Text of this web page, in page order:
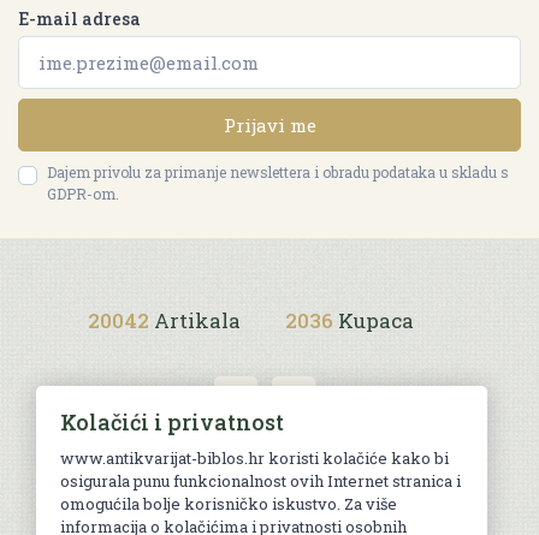
E-mail adresa
Prijavi me
Dajem privolu za primanje newslettera i obradu podataka u skladu s
GDPR-om.
20042 Artikala 2036 Kupaca
Uvjeti kupnje
Kolačići i privatnost
www.antikvarijat-biblos.hr koristi kolačiće kako bi
osigurala punu funkcionalnost ovih Internet stranica i
omogućila bolje korisničko iskustvo. Za više
informacija o kolačićima i privatnosti osobnih